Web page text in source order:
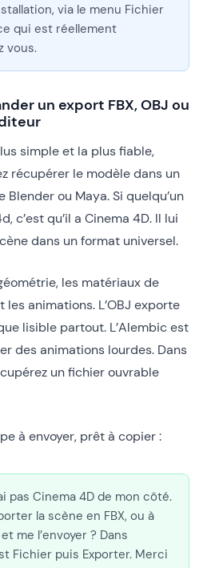
via le menu Fichier
qui est réellement
vous.
un export FBX, OBJ ou
simple et la plus fiable,
récupérer le modèle dans un
ou Maya. Si quelqu’un
c’est qu’il a Cinema 4D. Il lui
dans un format universel.
les matériaux de
les animations. L’OBJ exporte
lisible partout. L’Alembic est
des animations lourdes. Dans
un fichier ouvrable
à envoyer, prêt à copier :
pas Cinema 4D de mon côté.
la scène en FBX, ou à
me l’envoyer ? Dans
Fichier puis Exporter. Merci